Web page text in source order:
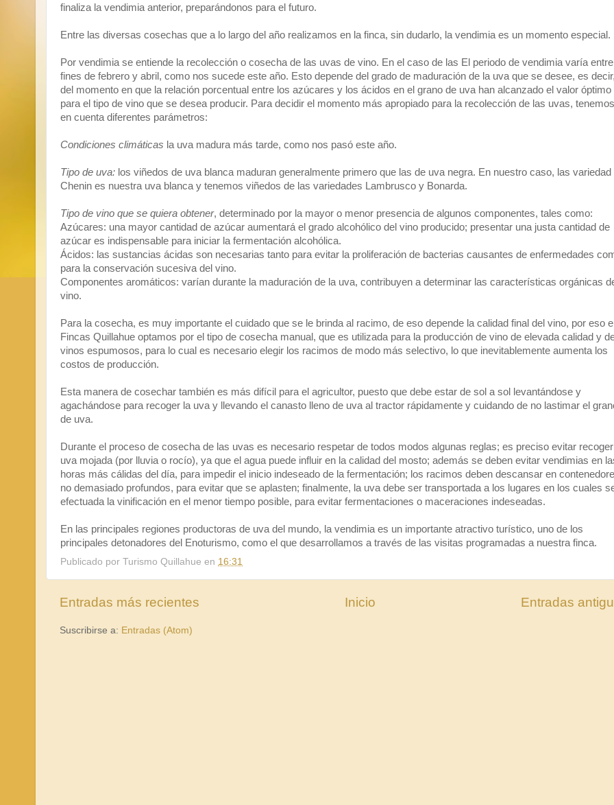
finaliza la vendimia anterior, preparándonos para el futuro.
Entre las diversas cosechas que a lo largo del año realizamos en la finca, sin dudarlo, la vendimia es un momento especial.
Por vendimia se entiende la recolección o cosecha de las uvas de vino. En el caso de las El periodo de vendimia varía entre
fines de febrero y abril, como nos sucede este año. Esto depende del grado de maduración de la uva que se desee, es
del momento en que la relación porcentual entre los azúcares y los ácidos en el grano de uva han alcanzado el valor óptimo
para el tipo de vino que se desea producir. Para decidir el momento más apropiado para la recolección de las uvas, tenemos
en cuenta diferentes parámetros:
Condiciones climáticas la uva madura más tarde, como nos pasó este año.
Tipo de uva: los viñedos de uva blanca maduran generalmente primero que las de uva negra. En nuestro caso, las variedad
Chenin es nuestra uva blanca y tenemos viñedos de las variedades Lambrusco y Bonarda.
Tipo de vino que se quiera obtener, determinado por la mayor o menor presencia de algunos componentes, tales como:
Azúcares: una mayor cantidad de azúcar aumentará el grado alcohólico del vino producido; presentar una justa cantidad de
azúcar es indispensable para iniciar la fermentación alcohólica.
Ácidos: las sustancias ácidas son necesarias tanto para evitar la proliferación de bacterias causantes de enfermedades
para la conservación sucesiva del vino.
Componentes aromáticos: varían durante la maduración de la uva, contribuyen a determinar las características orgánicas
vino.
Para la cosecha, es muy importante el cuidado que se le brinda al racimo, de eso depende la calidad final del vino, por eso
Fincas Quillahue optamos por el tipo de cosecha manual, que es utilizada para la producción de vino de elevada calidad y
vinos espumosos, para lo cual es necesario elegir los racimos de modo más selectivo, lo que inevitablemente aumenta los
costos de producción.
Esta manera de cosechar también es más difícil para el agricultor, puesto que debe estar de sol a sol levantándose y
agachándose para recoger la uva y llevando el canasto lleno de uva al tractor rápidamente y cuidando de no lastimar el
de uva.
Durante el proceso de cosecha de las uvas es necesario respetar de todos modos algunas reglas; es preciso evitar
uva mojada (por lluvia o rocío), ya que el agua puede influir en la calidad del mosto; además se deben evitar vendimias en
horas más cálidas del día, para impedir el inicio indeseado de la fermentación; los racimos deben descansar en
no demasiado profundos, para evitar que se aplasten; finalmente, la uva debe ser transportada a los lugares en los cuales
efectuada la vinificación en el menor tiempo posible, para evitar fermentaciones o maceraciones indeseadas.
En las principales regiones productoras de uva del mundo, la vendimia es un importante atractivo turístico, uno de los
principales detonadores del Enoturismo, como el que desarrollamos a través de las visitas programadas a nuestra finca.
Publicado por Turismo Quillahue en 16:31
Entradas más recientes Entradas
Inicio
Suscribirse a: Entradas (Atom)